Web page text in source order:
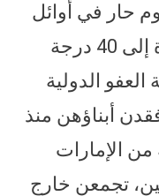
حار في أوائل
مايو مع ارتفاع درجات الحرارة إلى 40 درجة
الدولية
أبناؤهن منذ
من الإمارات
تجمعن خارج